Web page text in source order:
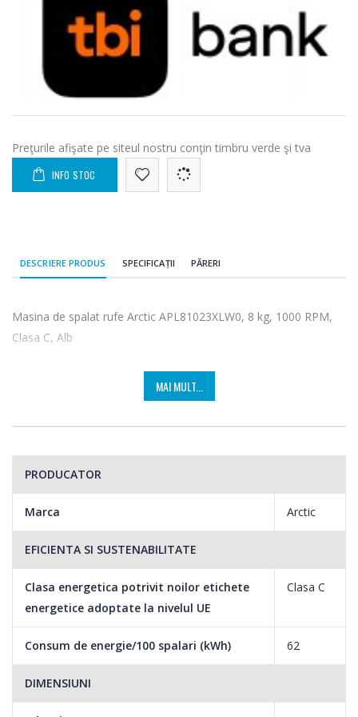
Preţurile afişate pe siteul nostru conţin timbru verde şi tva
INFO STOC
DESCRIERE PRODUS SPECIFICAȚII PĂRERI
Masina de spalat rufe Arctic APL81023XLW0, 8 kg, 1000 RPM,
Clasa C, Alb
MAI MULT...
PRODUCATOR
Marca Arctic
EFICIENTA SI SUSTENABILITATE
Clasa energetica potrivit noilor etichete
energetice adoptate la nivelul UE
Clasa C
Consum de energie/100 spalari (kWh) 62
DIMENSIUNI